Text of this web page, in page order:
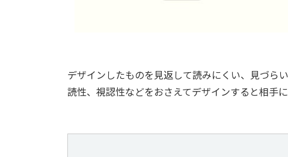
デザインしたものを見返して読みにくい、見づら
読性、視認性などをおさえてデザインすると相手